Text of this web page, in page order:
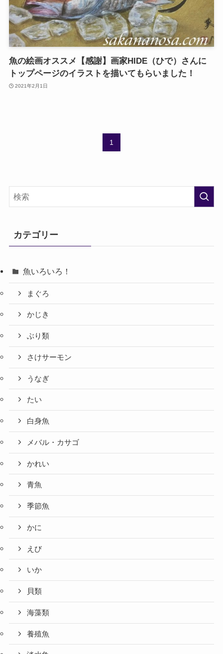
魚の絵画オススメ【感謝】画家HIDE（ひで）さんに
トップページのイラストを描いてもらいました！
2021年2月1日
1
カテゴリー
魚いろいろ！
まぐろ
かじき
ぶり類
さけサーモン
うなぎ
たい
白身魚
メバル・カサゴ
かれい
青魚
季節魚
かに
えび
いか
貝類
海藻類
養殖魚